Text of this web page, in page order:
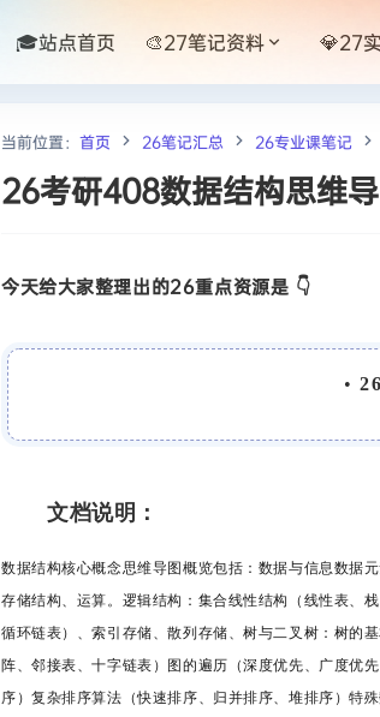
🎓站点首页 🎨27笔记资料 💎27
当前位置： 首页 26笔记汇总 26专业课笔记
26考研408数据结构思维
今天给大家整理出的26重点资源是 👇
•
文档说明：
数据结构核心概念思维导图概览包括：数据与信息数据
存储结构、运算。逻辑结构：集合线性结构（线性表、
循环链表）、索引存储、散列存储、树与二叉树：树的
阵、邻接表、十字链表）图的遍历（深度优先、广度优
序）复杂排序算法（快速排序、归并排序、堆排序）特